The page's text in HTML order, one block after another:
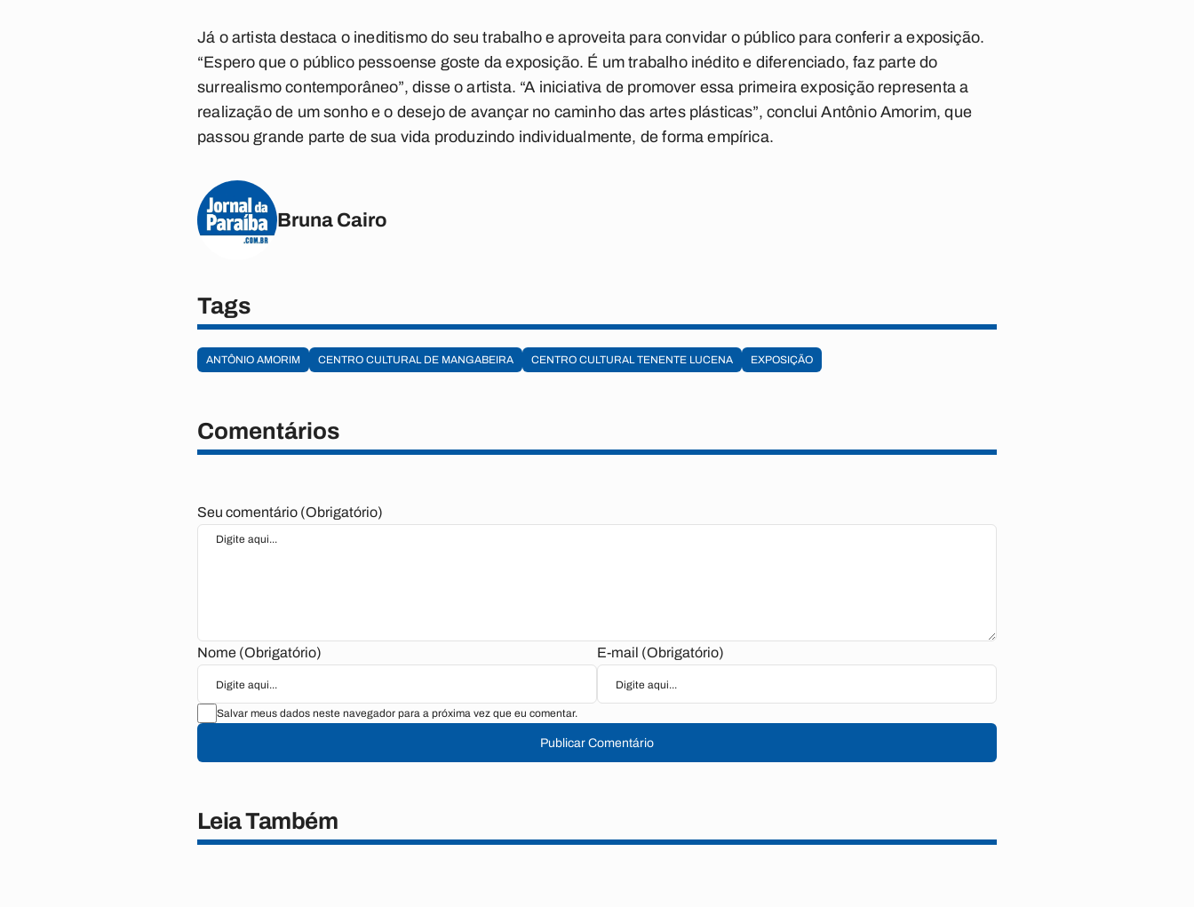
Já o artista destaca o ineditismo do seu trabalho e aproveita para convidar o público para conferir a exposição.
“Espero que o público pessoense goste da exposição. É um trabalho inédito e diferenciado, faz parte do
surrealismo contemporâneo”, disse o artista. “A iniciativa de promover essa primeira exposição representa a
realização de um sonho e o desejo de avançar no caminho das artes plásticas”, conclui Antônio Amorim, que
passou grande parte de sua vida produzindo individualmente, de forma empírica.
Bruna Cairo
Tags
ANTÔNIO AMORIM CENTRO CULTURAL DE MANGABEIRA CENTRO CULTURAL TENENTE LUCENA EXPOSIÇÃO
Comentários
Seu comentário (Obrigatório)
Nome (Obrigatório) E-mail (Obrigatório)
Salvar meus dados neste navegador para a próxima vez que eu comentar.
Publicar Comentário
Leia Também